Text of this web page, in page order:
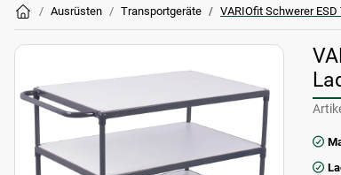
Ausrüsten Transportgeräte VARIOfit Schwerer